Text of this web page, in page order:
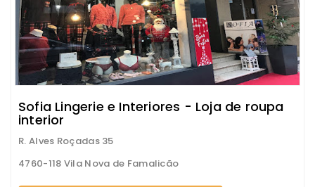
Sofia Lingerie e Interiores - Loja de roupa
interior
R. Alves Roçadas 35
4760-118 Vila Nova de Famalicão